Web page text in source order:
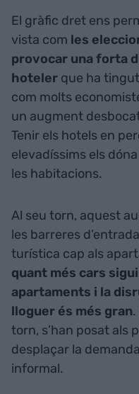
El gràfic dret ens
vista com les
provocar una forta
hoteler que ha
com molts
un augment
Tenir els hotels en
elevadíssims els
les habitacions.
Al seu torn, aquest
les barreres
turística cap als
quant més cars
apartaments i la
lloguer és més gran
torn, s’han posat als
desplaçar la
informal.